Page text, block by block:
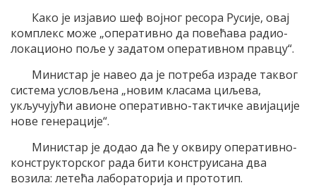
Како је изјавио шеф војног ресора Русије, овај
комплекс може „оперативно да повећава радио-
локационо поље у задатом оперативном правцу“.
Министар је навео да је потреба израде таквог
система условљена „новим класама циљева,
укључујући авионе оперативно-тактичке авијације
нове генерације“.
Министар је додао да ће у оквиру оперативно-
конструкторског рада бити конструисана два
возила: летећа лабораторија и прототип.